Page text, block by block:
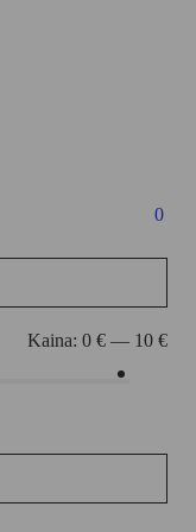
0
Kaina: 0 € — 10 €